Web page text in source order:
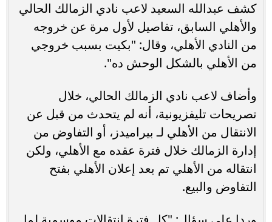
كشف عبدالله السعيد لاعب نادي الزمالك الحالي
والأهلي السابق، تفاصيل لأول مرة عن خروجه
من النادي الأهلي، وقال: "بكيت بسبب خروجي
من الأهلي بالشكل الوحش ده".
وأضاف لاعب نادي الزمالك الحالي، خلال
تصريحات تليفزيونية، أنه لم يتحدث من قبل عن
الانتقال من الأهلي لـ بيراميدز، أو التفاوض من
إدارة الزمالك خلال فترة عقده مع الأهلي، ولكن
انتقاله من الأهلي تم بعد إعلان الأهلي بفتح
التفاوض والبيع.